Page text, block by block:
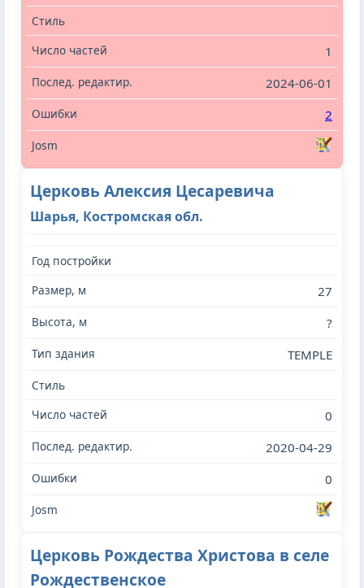
1
2024-06-01
2
Церковь Алексия Цесаревича
Шарья, Костромская обл.
27
?
TEMPLE
0
2020-04-29
0
Церковь Рождества Христова в селе
Рождественское